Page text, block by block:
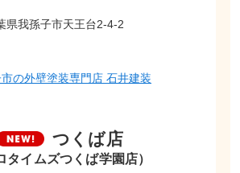
県我孫子市天王台2-4-2
の外壁塗装専門店 石井建装
つくば店
タイムズつくば学園店）